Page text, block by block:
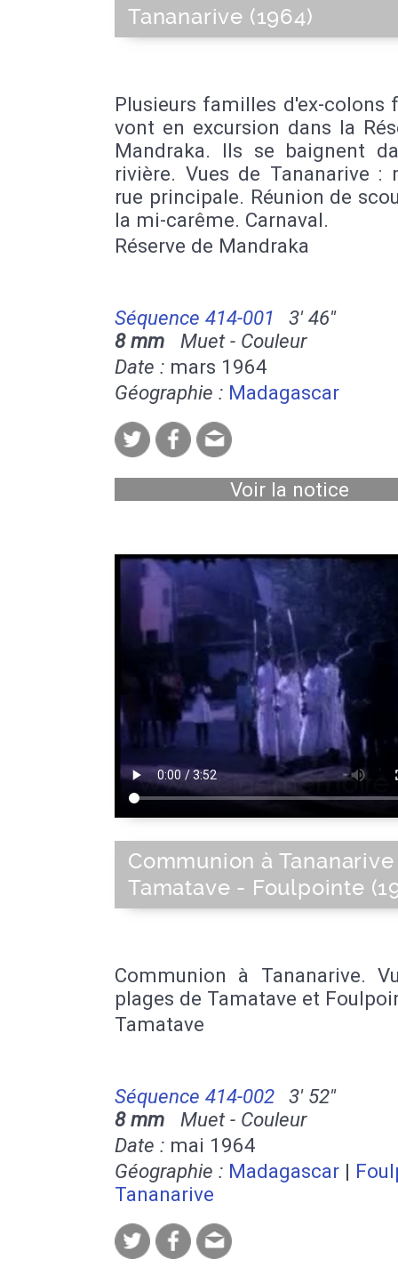
Tananarive (1964)
Plusieurs familles d'ex-colons
vont en excursion dans la
Mandraka. Ils se baignent
rivière. Vues de Tananarive :
rue principale. Réunion de
la mi-carême. Carnaval.
Réserve de Mandraka
Séquence 414-001
3' 46''
8 mm Muet - Couleur
Date : mars 1964
Géographie : Madagascar
Voir la notice
Communion à
Tamatave - Foulpointe
Communion à Tananarive.
plages de Tamatave et
Tamatave
Séquence 414-002
3' 52''
8 mm Muet - Couleur
Date : mai 1964
Géographie : Madagascar |
Tananarive